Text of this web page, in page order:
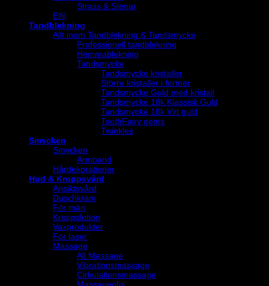
Strass & Stenar
Elfil
Tandblekning
Allt inom Tandblekning & Tandsmycke
Professionell tandblekning
Hemmablekning
Tandsmycke
Tandsmycke kristaller
Större kristaller i former
Tandsmycke Guld med kristall
Tandsmycke 18k Klassisk Guld
Tandsmycke 18k Vitt guld
ToothFairy gems
Twinkles
Smycken
Smycken
Armband
Hårdekorationer
Hud & Kroppsvård
Ansiktsvård
Duschkräm
För män
Kroppslotion
Vaxprodukter
För laser
Massage
All Massage
Vibrationsmassage
Cirkulationsmassage